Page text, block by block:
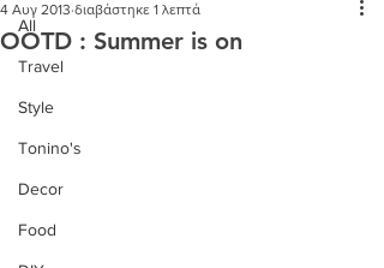
All
Travel
Style
Tonino's
Decor
Food
OOTD : Summer is on
4 Αυγ 2013 διαβάστηκε 1 λεπτά